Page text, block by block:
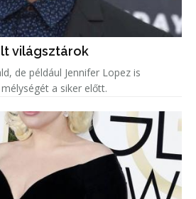
világsztárok
de például Jennifer Lopez is
a siker előtt.